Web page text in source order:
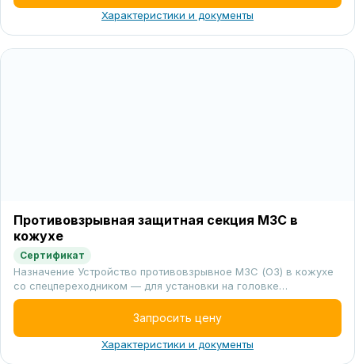
Характеристики и документы
Противовзрывная защитная секция МЗС в
кожухе
Сертификат
Назначение Устройство противовзрывное МЗС (ОЗ) в кожухе
со спецпереходником — для установки на головке…
Запросить цену
Характеристики и документы